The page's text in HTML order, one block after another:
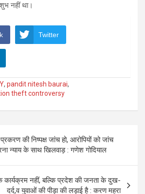
शुभ नहीं था।
Twitter
, pandit nitesh baurai,
theft controversy
की निष्पक्ष जांच हो, आरोपियों को जांच
न्याय के साथ खिलवाड़ : गणेश गोदियाल
कार्यक्रम नहीं, बल्कि प्रदेश की जनता के दुख-
दर्द,व युवाओं की पीड़ा की लड़ाई है : करण महरा